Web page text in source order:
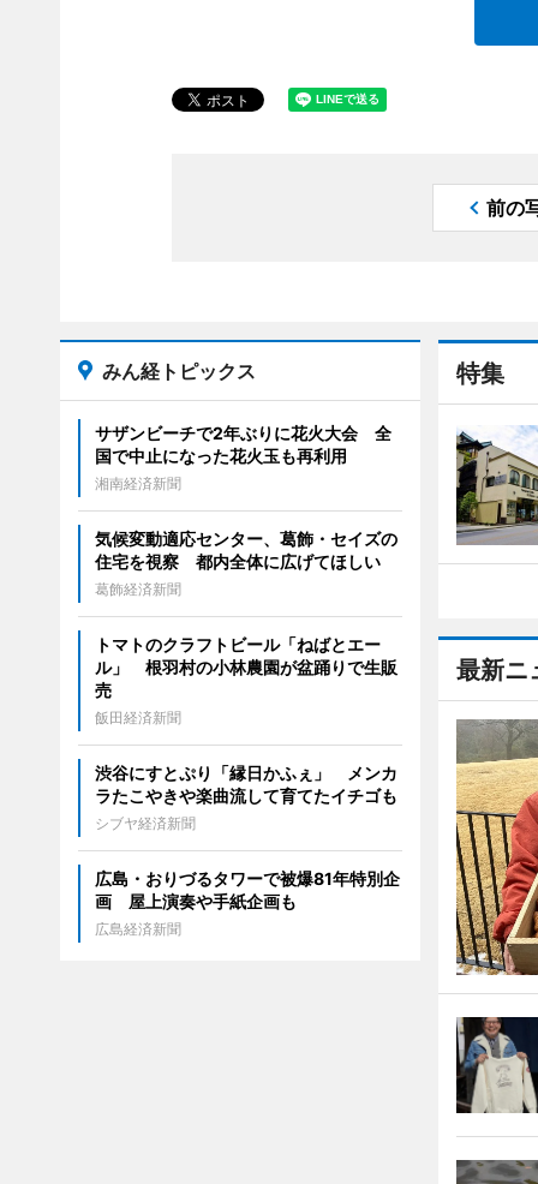
前の
特集
最新ニ
みん経トピックス
サザンビーチで2年ぶりに花火大会 全
国で中止になった花火玉も再利用
湘南経済新聞
気候変動適応センター、葛飾・セイズの
住宅を視察 都内全体に広げてほしい
葛飾経済新聞
トマトのクラフトビール「ねばとエー
ル」 根羽村の小林農園が盆踊りで生販
売
飯田経済新聞
渋谷にすとぷり「縁日かふぇ」 メンカ
ラたこやきや楽曲流して育てたイチゴも
シブヤ経済新聞
広島・おりづるタワーで被爆81年特別企
画 屋上演奏や手紙企画も
広島経済新聞